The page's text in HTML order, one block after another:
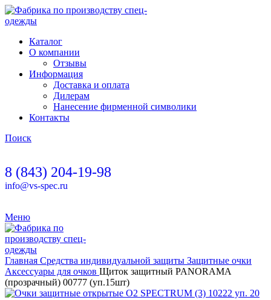
Каталог
О компании
Отзывы
Информация
Доставка и оплата
Дилерам
Нанесение фирменной символики
Контакты
Поиск
8 (843) 204-19-98
info@vs-spec.ru
Меню
Главная Средства индивидуальной защиты Защитные очки
Аксессуары для очков Щиток защитный PANORAMA
(прозрачный) 00777 (уп.15шт)